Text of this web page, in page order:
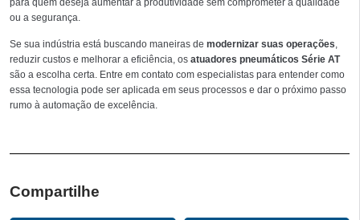
ou a segurança.
Se sua indústria está buscando maneiras de modernizar suas operações,
reduzir custos e melhorar a eficiência, os atuadores pneumáticos Série AT
são a escolha certa. Entre em contato com especialistas para entender como
essa tecnologia pode ser aplicada em seus processos e dar o próximo passo
rumo à automação de excelência.
Compartilhe